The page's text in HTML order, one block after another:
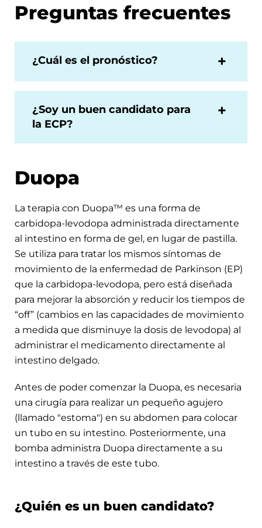
Preguntas frecuentes
¿Cuál es el pronóstico?
¿Soy un buen candidato para
la ECP?
Duopa
La terapia con Duopa™ es una forma de
carbidopa-levodopa administrada directamente
al intestino en forma de gel, en lugar de pastilla.
Se utiliza para tratar los mismos síntomas de
movimiento de la enfermedad de Parkinson (EP)
que la carbidopa-levodopa, pero está diseñada
para mejorar la absorción y reducir los tiempos de
“off” (cambios en las capacidades de movimiento
a medida que disminuye la dosis de levodopa) al
administrar el medicamento directamente al
intestino delgado.
Antes de poder comenzar la Duopa, es necesaria
una cirugía para realizar un pequeño agujero
(llamado "estoma") en su abdomen para colocar
un tubo en su intestino. Posteriormente, una
bomba administra Duopa directamente a su
intestino a través de este tubo.
¿Quién es un buen candidato?